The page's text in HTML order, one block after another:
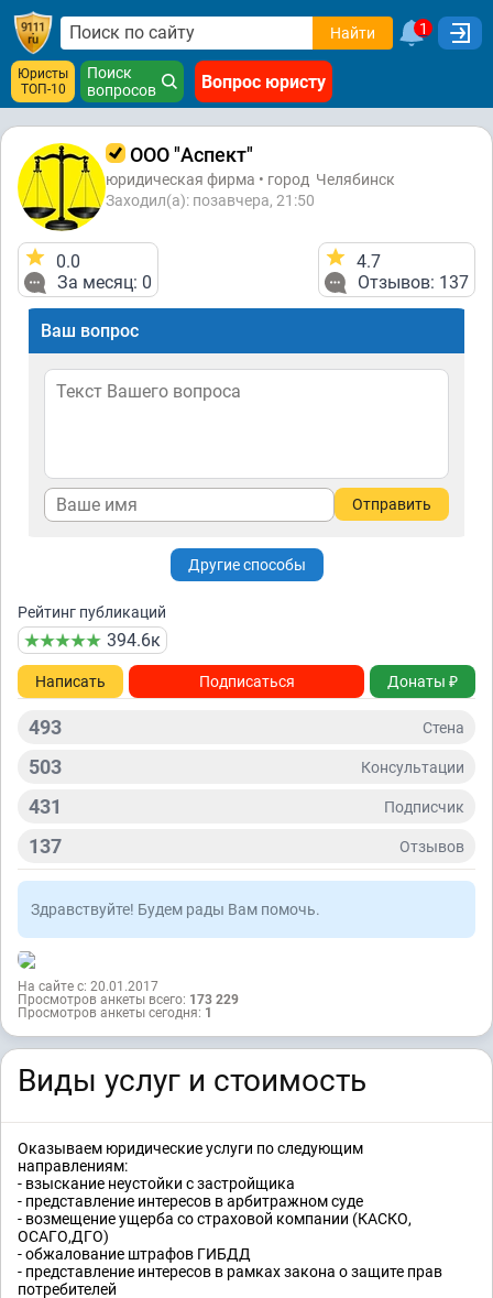
Найти 1
Юристы
ТОП-10
Поиск
вопросов
Вопрос юристу
ООО "Аспект"
юридическая фирма • город Челябинск
Заходил(а): позавчера, 21:50
0.0
За месяц: 0
4.7
Отзывов: 137
Ваш вопрос
Отправить
Другие способы
Рейтинг публикаций
394.6к
Написать Подписаться Донаты ₽
493 Стена
503 Консультации
431 Подписчик
137 Отзывов
Здравствуйте! Будем рады Вам помочь.
На сайте с: 20.01.2017
Просмотров анкеты всего: 173 229
Просмотров анкеты сегодня: 1
Виды услуг и стоимость
Оказываем юридические услуги по следующим
направлениям:
- взыскание неустойки с застройщика
- представление интересов в арбитражном суде
- возмещение ущерба со страховой компании (КАСКО,
ОСАГО,ДГО)
- обжалование штрафов ГИБДД
- представление интересов в рамках закона о защите прав
потребителей